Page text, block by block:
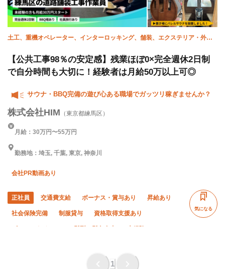
土工、重機オペレーター、インターロッキング、舗装、エクステリア・外
【公共工事98％の安定感】残業ほぼ0×完全週休2日制
で自分時間も大切に！経験者は月給50万以上可◎
サウナ・BBQ完備の遊び心ある職場でガッツリ稼ぎませんか？
株式会社HIM （東京都練馬区）
月給：30万円〜55万円
勤務地：埼玉, 千葉, 東京, 神奈川
会社PR動画あり
正社員 交通費支給 ボーナス・賞与あり 昇給あり
社会保険完備 制服貸与 資格取得支援あり
ピアス・ネイルOK 髪型・髪色自由 未経験OK
夏季休暇
気になる
1